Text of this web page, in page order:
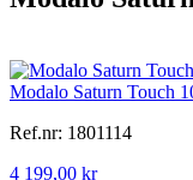
Modalo Saturn Touch
Ref.nr: 1801114
4 199,00 kr